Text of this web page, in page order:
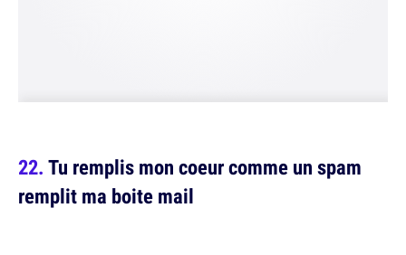
Tu remplis mon coeur comme un spam
remplit ma boite mail